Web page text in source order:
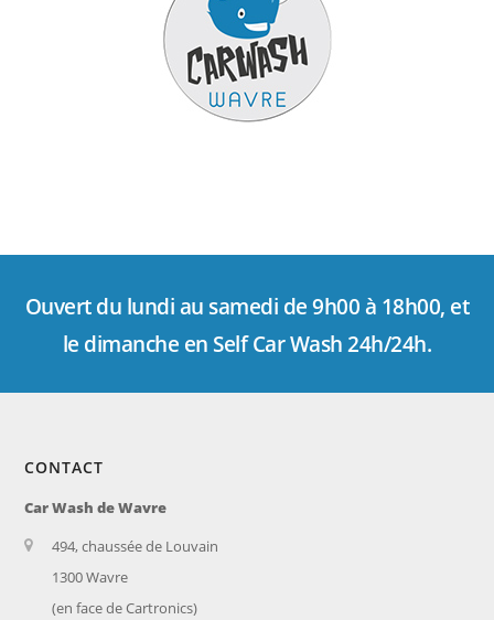
Ouvert du lundi au samedi de 9h00 à 18h00, et
le dimanche en Self Car Wash 24h/24h.
CONTACT
Car Wash de Wavre
494, chaussée de Louvain
1300 Wavre
(en face de Cartronics)